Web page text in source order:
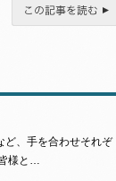
ど、手を合わせそれぞ
様と…